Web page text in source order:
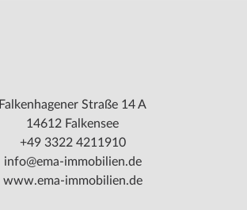
Falkenhagener Straße 14 A
14612 Falkensee
+49 3322 4211910
info@ema-immobilien.de
www.ema-immobilien.de